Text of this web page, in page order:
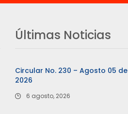
Últimas Noticias
Circular No. 230 – Agosto 05 de
2026
6 agosto, 2026